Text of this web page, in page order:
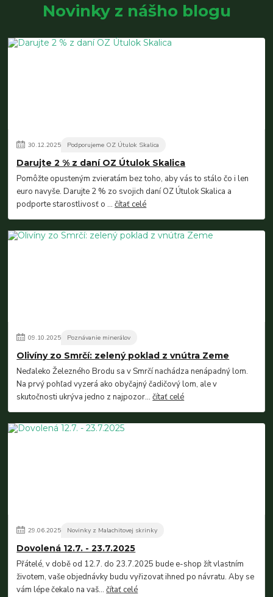
Novinky z nášho blogu
30.12.2025 Podporujeme OZ Útulok Skalica
Darujte 2 % z daní OZ Útulok Skalica
Pomôžte opusteným zvieratám bez toho, aby vás to stálo čo i len
euro navyše. Darujte 2 % zo svojich daní OZ Útulok Skalica a
podporte starostlivosť o ...čítať celé
09.10.2025 Poznávanie minerálov
Olivíny zo Smrčí: zelený poklad z vnútra Zeme
Neďaleko Železného Brodu sa v Smrčí nachádza nenápadný lom.
Na prvý pohľad vyzerá ako obyčajný čadičový lom, ale v
skutočnosti ukrýva jedno z najpozor...čítať celé
29.06.2025 Novinky z Malachitovej skrinky
Dovolená 12.7. - 23.7.2025
Přátelé, v době od 12.7. do 23.7.2025 bude e-shop žít vlastním
životem, vaše objednávky budu vyřizovat ihned po návratu. Aby se
vám lépe čekalo na vaš...čítať celé